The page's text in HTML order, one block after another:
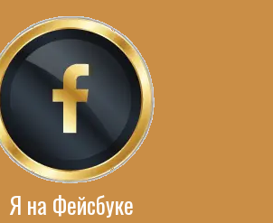
Я на Фейсбуке